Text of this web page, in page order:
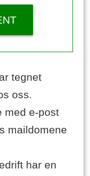
tegnet
oss.
med e-post
maildomene
har en